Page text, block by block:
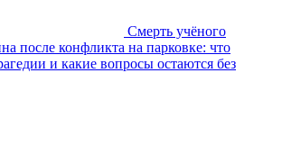
Смерть учёного
после конфликта на парковке: что
и какие вопросы остаются без